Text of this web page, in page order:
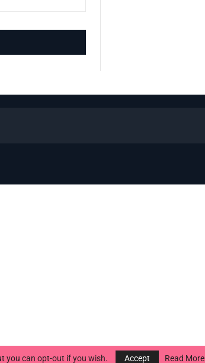
you can opt-out if you wish. Accept Read More